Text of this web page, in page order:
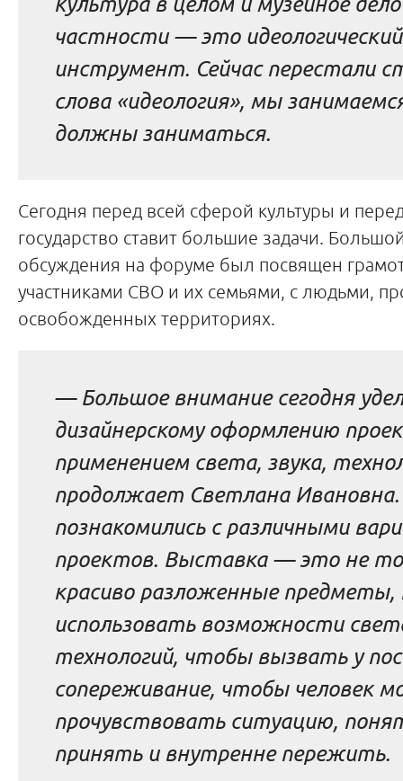
частности — это идеологический
инструмент. Сейчас перестали
слова «идеология», мы
должны заниматься.
Сегодня перед всей сферой культуры и
государство ставит большие задачи.
обсуждения на форуме был посвящен
участниками СВО и их семьями, с людьми,
освобожденных территориях.
— Большое внимание сегодня
дизайнерскому оформлению
применением света, звука,
продолжает Светлана
познакомились с различными
проектов. Выставка — это не
красиво разложенные
использовать возможности
технологий, чтобы вызвать у
сопереживание, чтобы человек
прочувствовать ситуацию,
принять и внутренне пережить.